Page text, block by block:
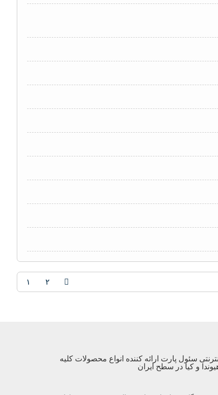
۱ ۲
سئول پارت ارائه کننده انواع محصولات کلیه
و کیا در سطح ایران